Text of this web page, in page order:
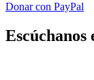
Donar con PayPal